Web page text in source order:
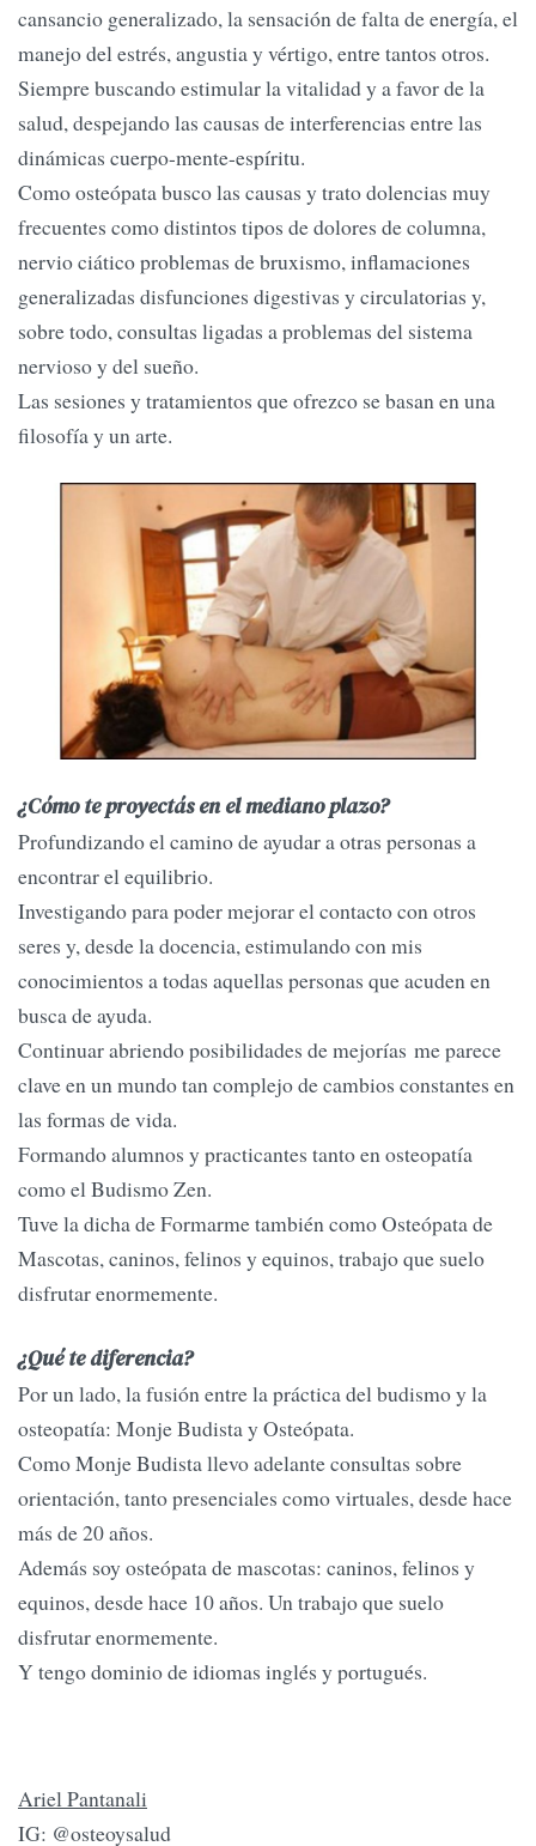
cansancio generalizado, la sensación de falta de energía, el
manejo del estrés, angustia y vértigo, entre tantos otros.
Siempre buscando estimular la vitalidad y a favor de la
salud, despejando las causas de interferencias entre las
dinámicas cuerpo-mente-espíritu.
Como osteópata busco las causas y trato dolencias muy
frecuentes como distintos tipos de dolores de columna,
nervio ciático problemas de bruxismo, inflamaciones
generalizadas disfunciones digestivas y circulatorias y,
sobre todo, consultas ligadas a problemas del sistema
nervioso y del sueño.
Las sesiones y tratamientos que ofrezco se basan en una
filosofía y un arte.
¿Cómo te proyectás en el mediano plazo?
Profundizando el camino de ayudar a otras personas a
encontrar el equilibrio.
Investigando para poder mejorar el contacto con otros
seres y, desde la docencia, estimulando con mis
conocimientos a todas aquellas personas que acuden en
busca de ayuda.
Continuar abriendo posibilidades de mejorías me parece
clave en un mundo tan complejo de cambios constantes en
las formas de vida.
Formando alumnos y practicantes tanto en osteopatía
como el Budismo Zen.
Tuve la dicha de Formarme también como Osteópata de
Mascotas, caninos, felinos y equinos, trabajo que suelo
disfrutar enormemente.
¿Qué te diferencia?
Por un lado, la fusión entre la práctica del budismo y la
osteopatía: Monje Budista y Osteópata.
Como Monje Budista llevo adelante consultas sobre
orientación, tanto presenciales como virtuales, desde hace
más de 20 años.
Además soy osteópata de mascotas: caninos, felinos y
equinos, desde hace 10 años. Un trabajo que suelo
disfrutar enormemente.
Y tengo dominio de idiomas inglés y portugués.
Ariel Pantanali
IG: @osteoysalud